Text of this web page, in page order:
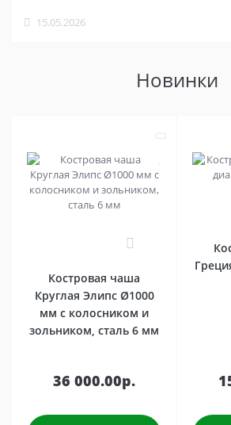
15.05.2026
Новинки
Костровая чаша
Круглая Элипс Ø1000
мм с колосником и
зольником, сталь 6 мм
36 000.00р.